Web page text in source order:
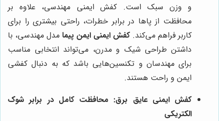
و وزن سبک است. کفش ایمنی مهندسی، علاوه بر
محافظت از پاها در برابر خطرات، راحتی بیشتری را برای
کاربر فراهم می‌کند. کفش ایمنی ایمن پیما مدل مهندسی، با
داشتن طراحی شیک و مدرن، می‌تواند انتخابی مناسب
برای مهندسان و تکنسین‌هایی باشد که به دنبال کفشی
ایمن و راحت هستند.
کفش ایمنی عایق برق: محافظت کامل در برابر شوک
الکتریکی